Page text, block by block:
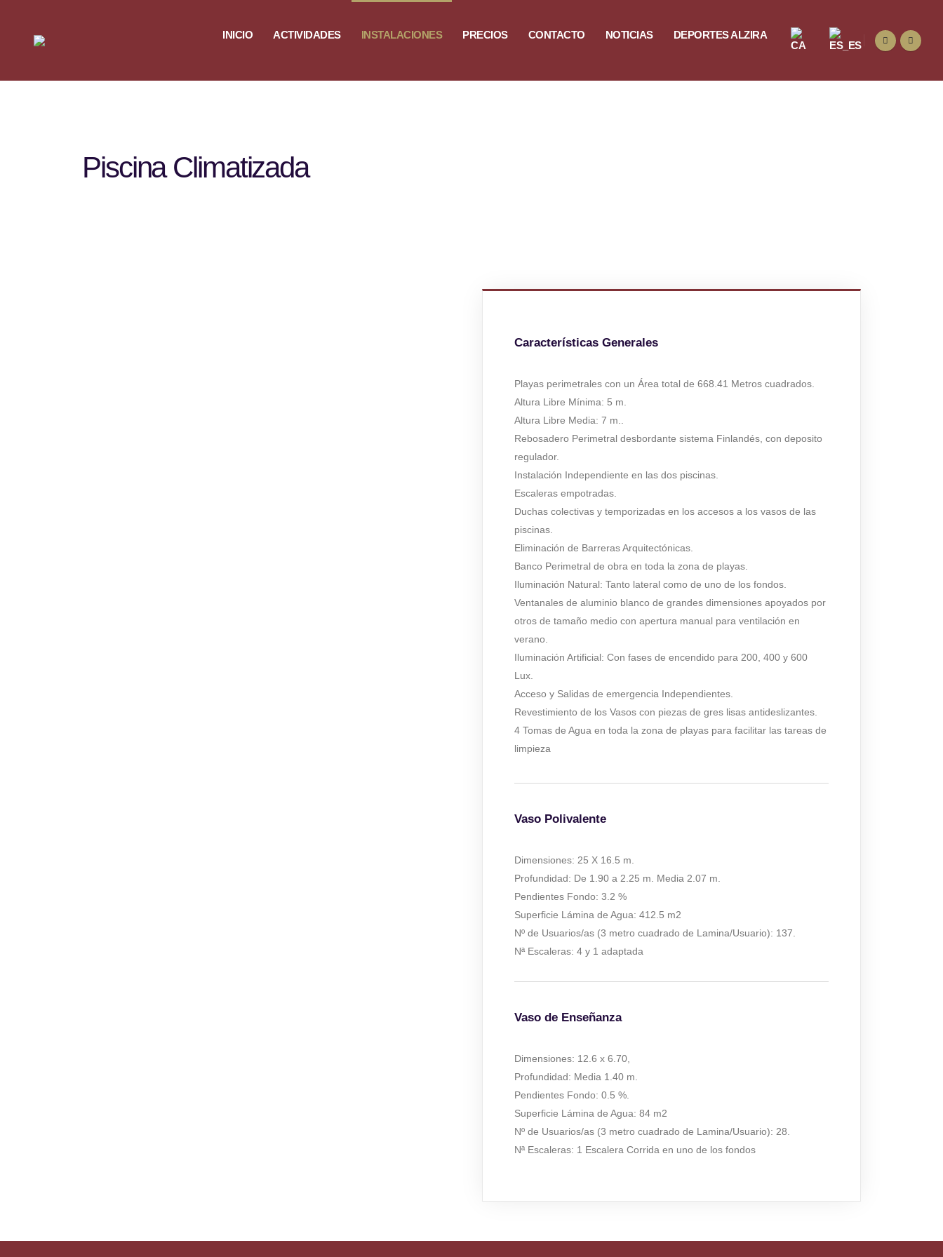
INICIO ACTIVIDADES INSTALACIONES PRECIOS CONTACTO NOTICIAS DEPORTES ALZIRA
Piscina Climatizada
Características Generales
Playas perimetrales con un Área total de 668.41 Metros cuadrados.
Altura Libre Mínima: 5 m.
Altura Libre Media: 7 m..
Rebosadero Perimetral desbordante sistema Finlandés, con deposito
regulador.
Instalación Independiente en las dos piscinas.
Escaleras empotradas.
Duchas colectivas y temporizadas en los accesos a los vasos de las
piscinas.
Eliminación de Barreras Arquitectónicas.
Banco Perimetral de obra en toda la zona de playas.
Iluminación Natural: Tanto lateral como de uno de los fondos.
Ventanales de aluminio blanco de grandes dimensiones apoyados por
otros de tamaño medio con apertura manual para ventilación en
verano.
Iluminación Artificial: Con fases de encendido para 200, 400 y 600
Lux.
Acceso y Salidas de emergencia Independientes.
Revestimiento de los Vasos con piezas de gres lisas antideslizantes.
4 Tomas de Agua en toda la zona de playas para facilitar las tareas de
limpieza
Vaso Polivalente
Dimensiones: 25 X 16.5 m.
Profundidad: De 1.90 a 2.25 m. Media 2.07 m.
Pendientes Fondo: 3.2 %
Superficie Lámina de Agua: 412.5 m2
Nº de Usuarios/as (3 metro cuadrado de Lamina/Usuario): 137.
Nª Escaleras: 4 y 1 adaptada
Vaso de Enseñanza
Dimensiones: 12.6 x 6.70,
Profundidad: Media 1.40 m.
Pendientes Fondo: 0.5 %.
Superficie Lámina de Agua: 84 m2
Nº de Usuarios/as (3 metro cuadrado de Lamina/Usuario): 28.
Nª Escaleras: 1 Escalera Corrida en uno de los fondos